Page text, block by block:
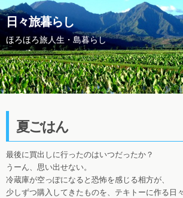
日々旅暮らし
ほろほろ旅人生・島暮らし
夏ごはん
最後に買出しに行ったのはいつだったか？
うーん、思い出せない。
冷蔵庫が空っぽになると恐怖を感じる相方が、
少しずつ購入してきたものを、テキトーに作る日々